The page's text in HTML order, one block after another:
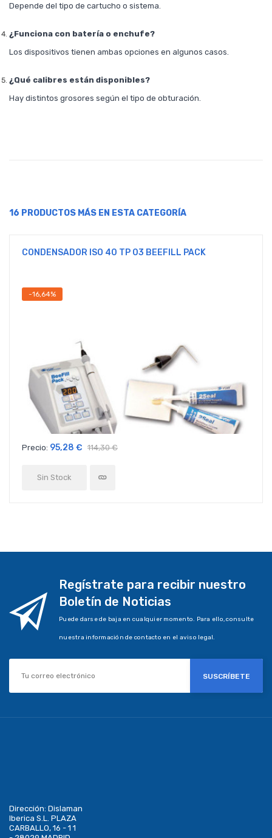
Depende del tipo de cartucho o sistema.
¿Funciona con batería o enchufe?
Los dispositivos tienen ambas opciones en algunos casos.
¿Qué calibres están disponibles?
Hay distintos grosores según el tipo de obturación.
16 PRODUCTOS MÁS EN ESTA CATEGORÍA
CONDENSADOR ISO 40 TP 03 BEEFILL PACK
-16,64%
Precio: 95,28 € 114,30 €
Sin Stock
Regístrate para recibir nuestro
Boletín de Noticias
Puede darse de baja en cualquier momento. Para ello, consulte
nuestra información de contacto en el aviso legal.
SUSCRÍBETE
Dirección: Dislaman
Iberica S.L. PLAZA
CARBALLO, 16 - 1 1